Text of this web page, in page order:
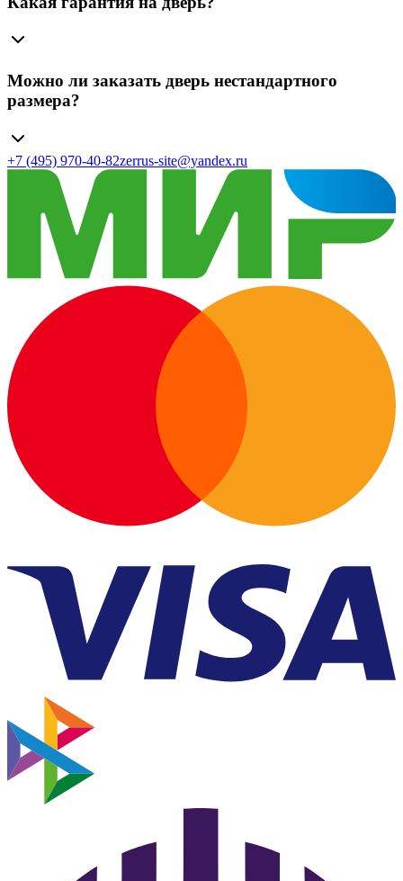
Можно ли заказать дверь нестандартного
размера?
+7 (495) 970-40-82zerrus-site@yandex.ru